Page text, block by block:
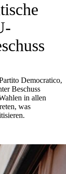
Democratico,
Beschuss
in allen
was